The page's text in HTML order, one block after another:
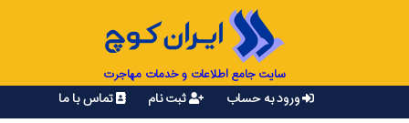
سایت جامع اطلاعات و خدمات مهاجرت
ورود به حساب ثبت نام تماس با ما